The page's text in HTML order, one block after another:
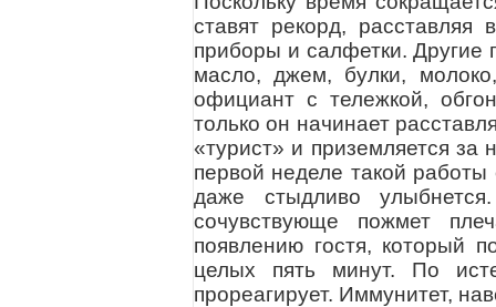
ставят рекорд,
приборы и салфетки. Другие
масло, джем, булки,
официант с тележкой,
только он начинает
«турист» и приземляется
первой неделе такой работы
даже стыдливо
сочувствующе пожмет
появлению гостя, который
целых пять минут. По
прореагирует. Иммунитет,